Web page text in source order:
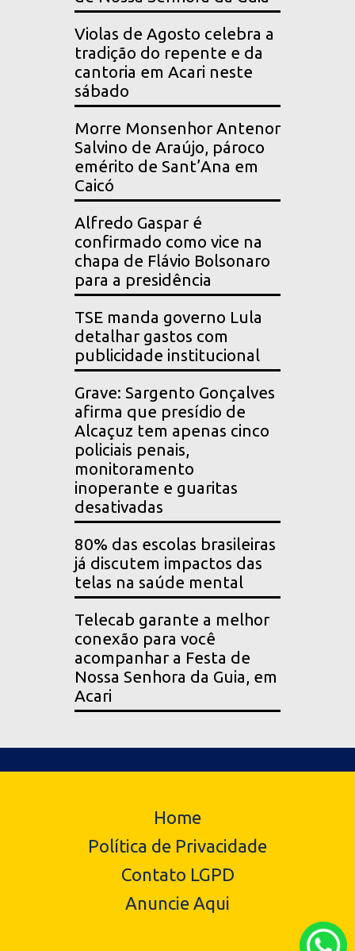
Violas de Agosto celebra a
tradição do repente e da
cantoria em Acari neste
sábado
Morre Monsenhor Antenor
Salvino de Araújo, pároco
emérito de Sant’Ana em
Caicó
Alfredo Gaspar é
confirmado como vice na
chapa de Flávio Bolsonaro
para a presidência
TSE manda governo Lula
detalhar gastos com
publicidade institucional
Grave: Sargento Gonçalves
afirma que presídio de
Alcaçuz tem apenas cinco
policiais penais,
monitoramento
inoperante e guaritas
desativadas
80% das escolas brasileiras
já discutem impactos das
telas na saúde mental
Telecab garante a melhor
conexão para você
acompanhar a Festa de
Nossa Senhora da Guia, em
Acari
Home
Política de Privacidade
Contato LGPD
Anuncie Aqui